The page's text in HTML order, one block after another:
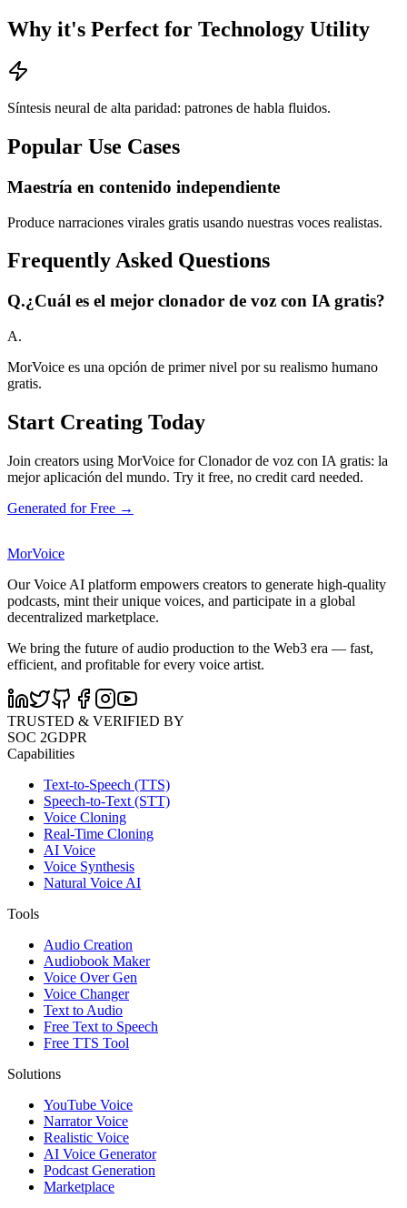
Why it's Perfect for Technology Utility
Síntesis neural de alta paridad: patrones de habla fluidos.
Popular Use Cases
Maestría en contenido independiente
Produce narraciones virales gratis usando nuestras voces realistas.
Frequently Asked Questions
Q.¿Cuál es el mejor clonador de voz con IA gratis?
A.
MorVoice es una opción de primer nivel por su realismo humano
gratis.
Start Creating Today
Join creators using MorVoice for Clonador de voz con IA gratis: la
mejor aplicación del mundo. Try it free, no credit card needed.
Generated for Free →
MorVoice
Our Voice AI platform empowers creators to generate high-quality
podcasts, mint their unique voices, and participate in a global
decentralized marketplace.
We bring the future of audio production to the Web3 era — fast,
efficient, and profitable for every voice artist.
TRUSTED & VERIFIED BY
SOC 2GDPR
Capabilities
Text-to-Speech (TTS)
Speech-to-Text (STT)
Voice Cloning
Real-Time Cloning
AI Voice
Voice Synthesis
Natural Voice AI
Tools
Audio Creation
Audiobook Maker
Voice Over Gen
Voice Changer
Text to Audio
Free Text to Speech
Free TTS Tool
Solutions
YouTube Voice
Narrator Voice
Realistic Voice
AI Voice Generator
Podcast Generation
Marketplace